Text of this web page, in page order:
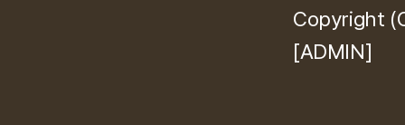
Copyright
[ADMIN]